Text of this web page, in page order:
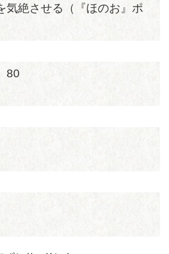
気絶させる（『ほのお』ポ
80